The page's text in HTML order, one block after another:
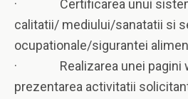
· Certificarea unui sistem
calitatii/ mediului/sanatatii si
ocupationale/sigurantei
· Realizarea unei pagini
prezentarea activitatii